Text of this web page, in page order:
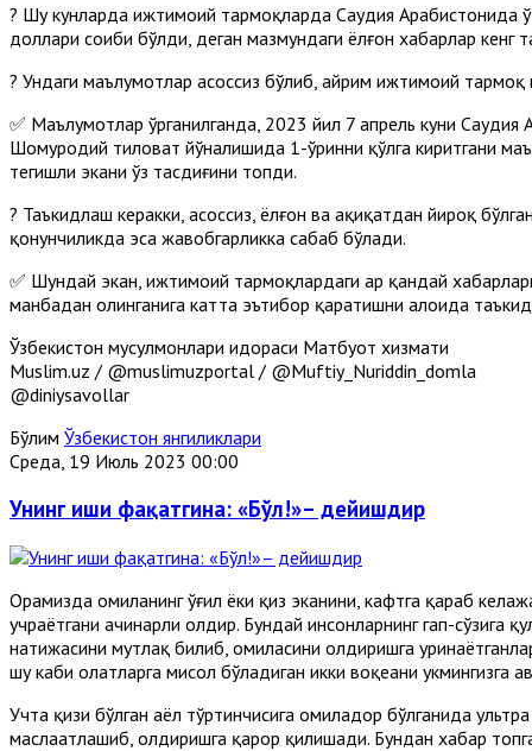
? Шу кунларда ижтимоий тармоқларда Саудия Арабистонида
доллари соҳиби бўлди, деган мазмундаги ёлғон хабарлар кенг
? Ундаги маълумотлар асоссиз бўлиб, айрим ижтимоий
✅ Маълумотлар ўрганилганда, 2023 йил 7 апрель куни
Шоҳмуродий тиловат йўналишида 1-ўринни қўлга киритгани
тегишли экани ўз тасдиғини топди.
? Таъкидлаш керакки, асоссиз, ёлғон ва ҳақиқатдан йироқ
қонунчиликда эса жавобгарликка сабаб бўлади.
✅ Шундай экан, ижтимоий тармоқлардаги ҳар қандай
манбадан олинганига катта эътибор қаратишни алоҳида
Ўзбекистон мусулмонлари идораси Матбуот хизмати
Muslim.uz / @muslimuzportal / @Muftiy_Nuriddin_domla
@diniysavollar
Бўлим Ўзбекистон янгиликлари
Среда, 19 Июль 2023 00:00
Унинг иши фақатгина: «Бўл!»– дейишдир
Орамизда ҳомиланинг ўғил ёки қиз эканини, кафтга қараб
учраётгани ачинарли ҳолдир. Бундай инсонларнинг гап-сўзига
натижасини мутлақ билиб, ҳомиласини олдиришга
шу каби ҳолатларга мисол бўладиган икки воқеани ҳукмингизга
Учта қизи бўлган аёл тўртинчисига ҳомиладор бўлганида
маслаҳатлашиб, олдиришга қарор қилишади. Бундан хабар